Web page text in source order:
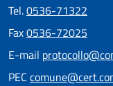
Tel.0536-71322
Fax0536-72025
E-mail
PEC